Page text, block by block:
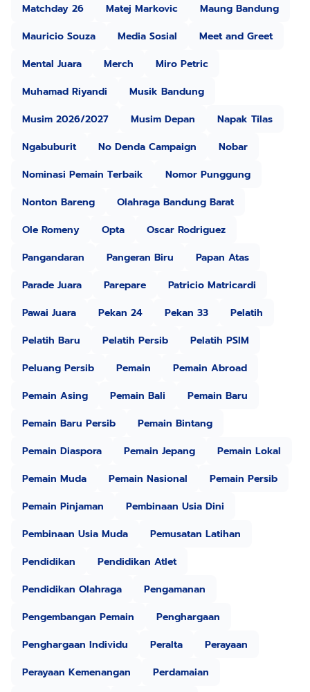
Matchday 26
Matej Markovic
Maung Bandung
Mauricio Souza
Media Sosial
Meet and Greet
Mental Juara
Merch
Miro Petric
Muhamad Riyandi
Musik Bandung
Musim 2026/2027
Musim Depan
Napak Tilas
Ngabuburit
No Denda Campaign
Nobar
Nominasi Pemain Terbaik
Nomor Punggung
Nonton Bareng
Olahraga Bandung Barat
Ole Romeny
Opta
Oscar Rodriguez
Pangandaran
Pangeran Biru
Papan Atas
Parade Juara
Parepare
Patricio Matricardi
Pawai Juara
Pekan 24 Pekan 33
Pelatih
Pelatih Baru
Pelatih Persib
Pelatih PSIM
Peluang Persib
Pemain
Pemain Abroad
Pemain Asing
Pemain Bali
Pemain Baru
Pemain Baru Persib
Pemain Bintang
Pemain Diaspora
Pemain Jepang
Pemain Lokal
Pemain Muda
Pemain Nasional
Pemain Persib
Pemain Pinjaman
Pembinaan Usia Dini
Pembinaan Usia Muda
Pemusatan Latihan
Pendidikan
Pendidikan Atlet
Pendidikan Olahraga
Pengamanan
Pengembangan Pemain
Penghargaan
Penghargaan Individu
Peralta
Perayaan
Perayaan Kemenangan
Perdamaian